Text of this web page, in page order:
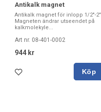
Antikalk magnet
Antikalk magnet för inlopp 1/2"-2"
Magneten ändrar utseendet på
kalkmolekyle...
Art nr. 08-401-0002
944 kr
Köp